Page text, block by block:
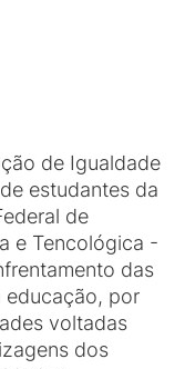
de Igualdade
estudantes da
de
e Tencológica -
das
educação, por
voltadas
dos